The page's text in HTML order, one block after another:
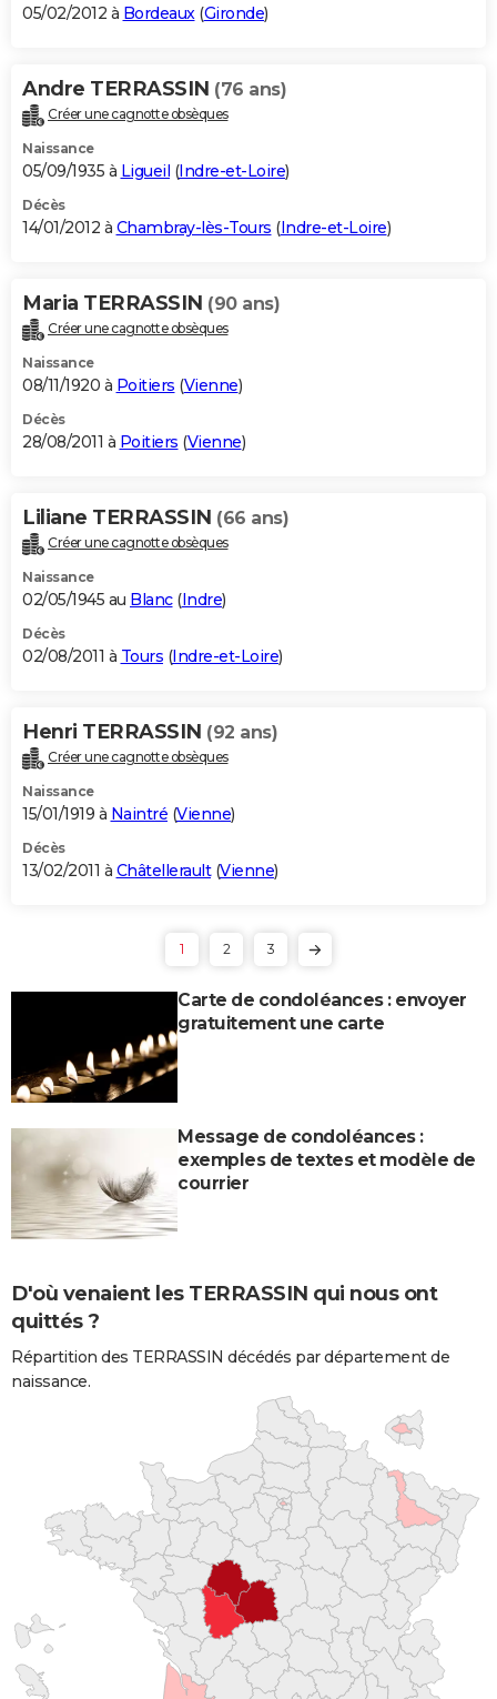
05/02/2012 à Bordeaux(Gironde)
Andre TERRASSIN (76 ans)
Créer une cagnotte obsèques
Naissance
05/09/1935 à Ligueil (Indre-et-Loire)
Décès
14/01/2012 à Chambray-lès-Tours (Indre-et-Loire)
Maria TERRASSIN (90 ans)
Créer une cagnotte obsèques
Naissance
08/11/1920 à Poitiers (Vienne)
Décès
28/08/2011 à Poitiers (Vienne)
Liliane TERRASSIN (66 ans)
Créer une cagnotte obsèques
Naissance
02/05/1945 au Blanc(Indre)
Décès
02/08/2011 à Tours (Indre-et-Loire)
Henri TERRASSIN (92 ans)
Créer une cagnotte obsèques
Naissance
15/01/1919 à Naintré (Vienne)
Décès
13/02/2011 à Châtellerault(Vienne)
1 2 3
Carte de condoléances : envoyer
gratuitement une carte
Message de condoléances :
exemples de textes et modèle de
courrier
D'où venaient les TERRASSIN qui nous ont
quittés ?
Répartition des TERRASSIN décédés par département de
naissance.